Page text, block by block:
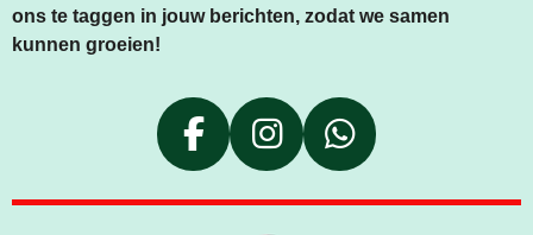
ons te taggen in jouw berichten, zodat we samen
kunnen groeien!
F
I
W